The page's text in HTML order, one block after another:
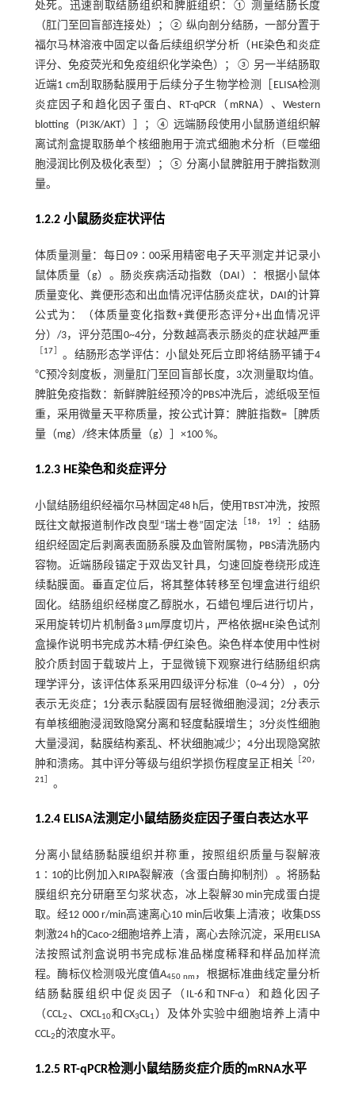
处死。迅速剖取结肠组织和脾脏组织：① 测量结肠长度
（肛门至回盲部连接处）；② 纵向剖分结肠，一部分置于
福尔马林溶液中固定以备后续组织学分析（HE染色和炎症
评分、免疫荧光和免疫组织化学染色）；③ 另一半结肠取
近端1 cm刮取肠黏膜用于后续分子生物学检测［ELISA检测
炎症因子和趋化因子蛋白、RT-qPCR（mRNA）、Western
blotting（PI3K/AKT）］；④ 远端肠段使用小鼠肠道组织解
离试剂盒提取肠单个核细胞用于流式细胞术分析（巨噬细
胞浸润比例及极化表型）；⑤ 分离小鼠脾脏用于脾指数测
量。
1.2.2 小鼠肠炎症状评估
体质量测量：每日09∶00采用精密电子天平测定并记录小
鼠体质量（g）。肠炎疾病活动指数（DAI）：根据小鼠体
质量变化、粪便形态和出血情况评估肠炎症状，DAI的计算
公式为：（体质量变化指数+粪便形态评分+出血情况评
分）/3，评分范围0~4分，分数越高表示肠炎的症状越严重
［17］ 。结肠形态学评估：小鼠处死后立即将结肠平铺于4
℃预冷刻度板，测量肛门至回盲部长度，3次测量取均值。
脾脏免疫指数：新鲜脾脏经预冷的PBS冲洗后，滤纸吸至恒
重，采用微量天平称质量，按公式计算：脾脏指数=［脾质
量（mg）/终末体质量（g）］×100 %。
1.2.3 HE染色和炎症评分
小鼠结肠组织经福尔马林固定48 h后，使用TBST冲洗，按照
既往文献报道制作改良型“瑞士卷”固定法 ［18， 19］
：结肠
组织经固定后剥离表面肠系膜及血管附属物，PBS清洗肠内
容物。近端肠段锚定于双齿叉针具，匀速回旋卷绕形成连
续黏膜面。垂直定位后，将其整体转移至包埋盒进行组织
固化。结肠组织经梯度乙醇脱水，石蜡包埋后进行切片，
采用旋转切片机制备3 μm厚度切片，严格依据HE染色试剂
盒操作说明书完成苏木精-伊红染色。染色样本使用中性树
胶介质封固于载玻片上，于显微镜下观察进行结肠组织病
理学评分，该评估体系采用四级评分标准（0~4 分），0分
表示无炎症；1分表示黏膜固有层轻微细胞浸润；2分表示
有单核细胞浸润致隐窝分离和轻度黏膜增生；3分炎性细胞
大量浸润，黏膜结构紊乱、杯状细胞减少；4分出现隐窝脓
肿和溃疡。其中评分等级与组织学损伤程度呈正相关 ［20，
21］ 。
1.2.4 ELISA法测定小鼠结肠炎症因子蛋白表达水平
分离小鼠结肠黏膜组织并称重，按照组织质量与裂解液
1∶10的比例加入RIPA裂解液（含蛋白酶抑制剂）。将肠黏
膜组织充分研磨至匀浆状态，冰上裂解30 min完成蛋白提
取。经12 000 r/min高速离心10 min后收集上清液；收集DSS
刺激24 h的Caco-2细胞培养上清，离心去除沉淀，采用ELISA
法按照试剂盒说明书完成标准品梯度稀释和样品加样流
程。酶标仪检测吸光度值A450 nm ，根据标准曲线定量分析
结肠黏膜组织中促炎因子（IL-6和TNF-α）和趋化因子
（CCL2 、CXCL10和CX3CL1 ）及体外实验中细胞培养上清中
CCL2的浓度水平。
1.2.5 RT-qPCR检测小鼠结肠炎症介质的mRNA水平